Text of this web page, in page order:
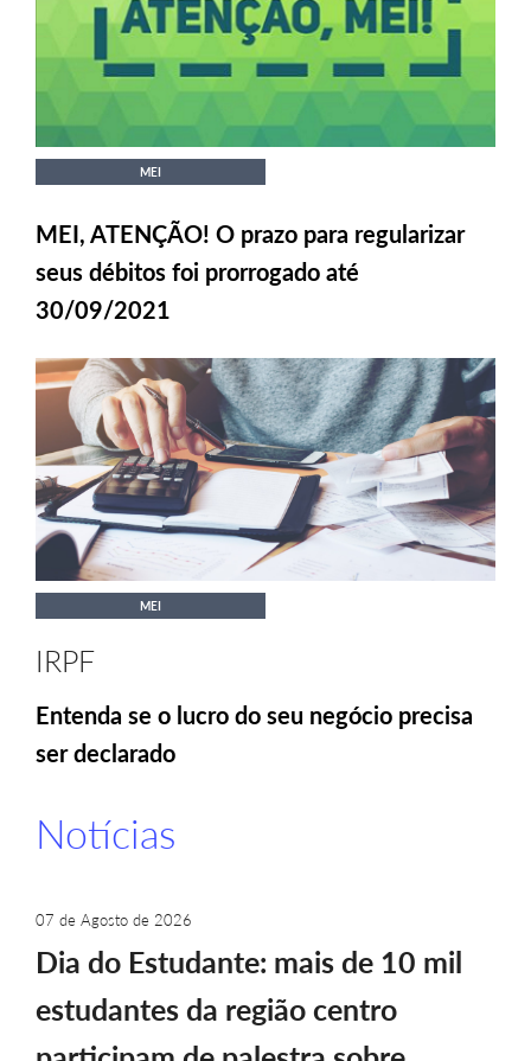
MEI
MEI, ATENÇÃO! O prazo para regularizar
seus débitos foi prorrogado até
30/09/2021
MEI
IRPF
Entenda se o lucro do seu negócio precisa
ser declarado
Notícias
07 de Agosto de 2026
Dia do Estudante: mais de 10 mil
estudantes da região centro